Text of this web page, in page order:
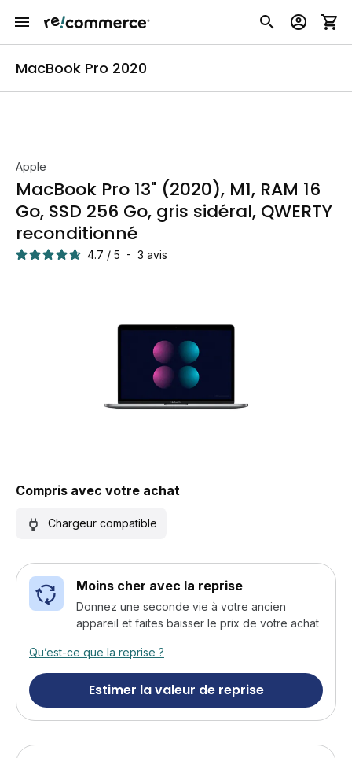
MacBook Pro 2020
Apple
MacBook Pro 13" (2020), M1, RAM 16
Go, SSD 256 Go, gris sidéral, QWERTY
reconditionné
4.7 / 5 - 3 avis
Compris avec votre achat
Chargeur compatible
Moins cher avec la reprise
Donnez une seconde vie à votre ancien
appareil et faites baisser le prix de votre achat
Qu’est-ce que la reprise ?
Estimer la valeur de reprise